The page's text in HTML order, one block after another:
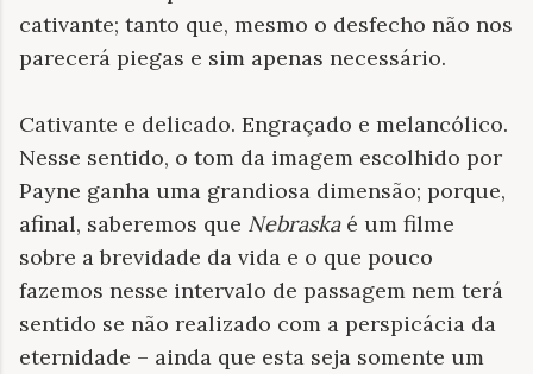
cativante; tanto que, mesmo o desfecho não nos
parecerá piegas e sim apenas necessário.
Cativante e delicado. Engraçado e melancólico.
Nesse sentido, o tom da imagem escolhido por
Payne ganha uma grandiosa dimensão; porque,
afinal, saberemos que Nebraskaé um filme
sobre a brevidade da vida e o que pouco
fazemos nesse intervalo de passagem nem terá
sentido se não realizado com a perspicácia da
eternidade – ainda que esta seja somente um